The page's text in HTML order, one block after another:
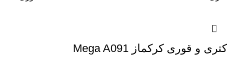
کتری و قوری کرکماز Mega A091